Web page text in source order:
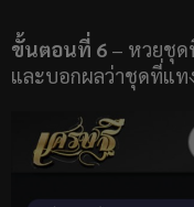
ขั้นตอนที่ 6 – หวยชุด
และบอกผลว่าชุดที่แท